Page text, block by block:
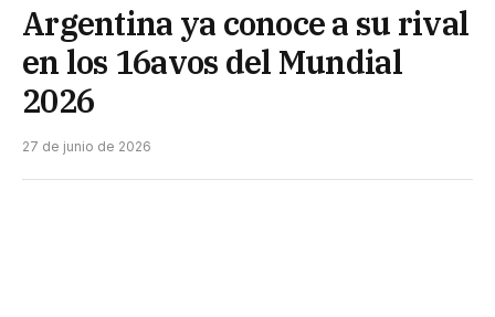
Argentina ya conoce a su rival
en los 16avos del Mundial
2026
27 de junio de 2026